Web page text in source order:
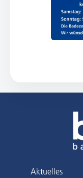
Aktuelles